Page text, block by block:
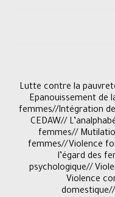
Lutte contre la
Epanouissement de
femmes//Intégration
CEDAW//
femmes//
femmes//Violence
l’égard des
psychologique//
Violence